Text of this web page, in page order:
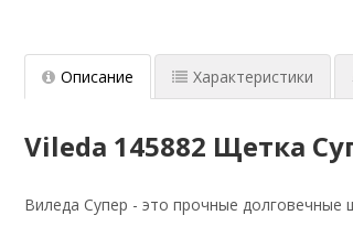
Описание Характеристики
Vileda 145882 Щетка
Виледа Супер - это прочные долговечные